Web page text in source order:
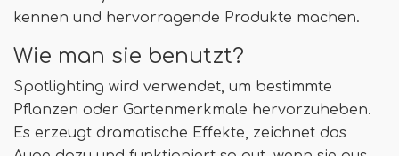
kennen und hervorragende Produkte machen.
Wie man sie benutzt?
Spotlighting wird verwendet, um bestimmte
Pflanzen oder Gartenmerkmale hervorzuheben.
Es erzeugt dramatische Effekte, zeichnet das